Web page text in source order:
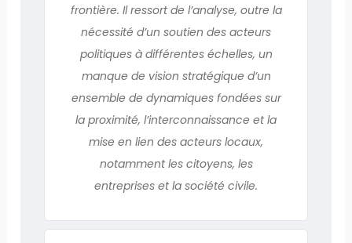
frontière. Il ressort de l’analyse, outre la
nécessité d’un soutien des acteurs
politiques à différentes échelles, un
manque de vision stratégique d’un
ensemble de dynamiques fondées sur
la proximité, l’interconnaissance et la
mise en lien des acteurs locaux,
notamment les citoyens, les
entreprises et la société civile.